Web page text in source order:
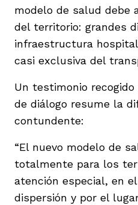
modelo de salud debe
del territorio: grandes
infraestructura
casi exclusiva del
Un testimonio
de diálogo resume la
contundente:
“El nuevo modelo de
totalmente para los
atención especial, en
dispersión y por el